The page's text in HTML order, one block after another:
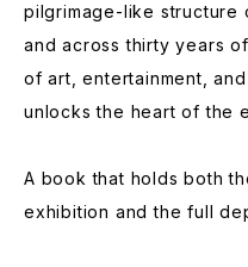
pilgrimage-like structure
and across thirty years
of art, entertainment,
unlocks the heart of the
A book that holds both
exhibition and the full